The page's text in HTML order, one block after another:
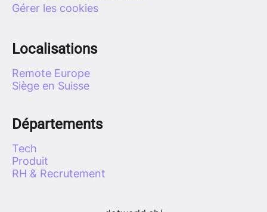
Gérer les cookies
Localisations
Remote Europe
Siège en Suisse
Départements
Tech
Produit
RH & Recrutement